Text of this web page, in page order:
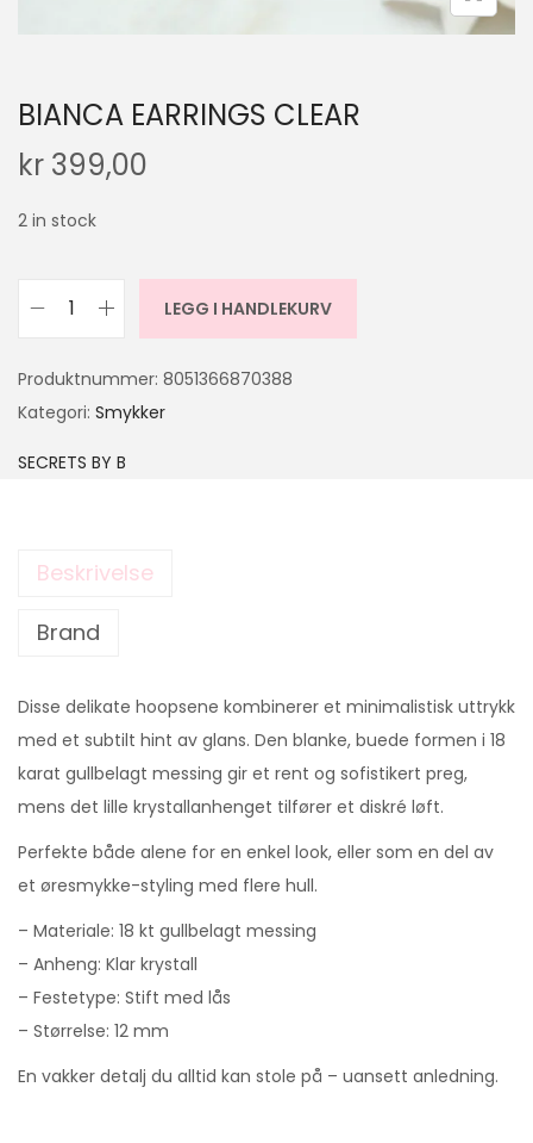
BIANCA EARRINGS CLEAR
kr 399,00
2 in stock
LEGG I HANDLEKURV
Produktnummer: 8051366870388
Kategori: Smykker
SECRETS BY B
Beskrivelse
Brand
Disse delikate hoopsene kombinerer et minimalistisk uttrykk
med et subtilt hint av glans. Den blanke, buede formen i 18
karat gullbelagt messing gir et rent og sofistikert preg,
mens det lille krystallanhenget tilfører et diskré løft.
Perfekte både alene for en enkel look, eller som en del av
et øresmykke-styling med flere hull.
– Materiale: 18 kt gullbelagt messing
– Anheng: Klar krystall
– Festetype: Stift med lås
– Størrelse: 12 mm
En vakker detalj du alltid kan stole på – uansett anledning.